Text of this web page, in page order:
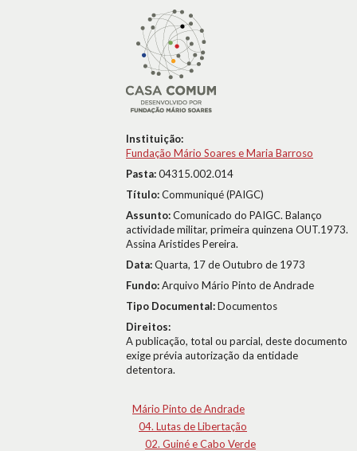
Instituição:
Fundação Mário Soares e Maria Barroso
Pasta:04315.002.014
Título:Communiqué (PAIGC)
Assunto:Comunicado do PAIGC. Balanço
actividade militar, primeira quinzena OUT.1973.
Assina Aristides Pereira.
Data:Quarta, 17 de Outubro de 1973
Fundo:Arquivo Mário Pinto de Andrade
Tipo Documental:Documentos
Direitos:
A publicação, total ou parcial, deste documento
exige prévia autorização da entidade
detentora.
Mário Pinto de Andrade
04. Lutas de Libertação
02. Guiné e Cabo Verde